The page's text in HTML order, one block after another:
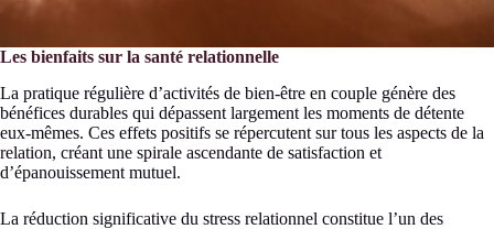
Les bienfaits sur la santé relationnelle
La pratique régulière d’activités de bien-être en couple génère des
bénéfices durables qui dépassent largement les moments de détente
eux-mêmes. Ces effets positifs se répercutent sur tous les aspects de la
relation, créant une spirale ascendante de satisfaction et
d’épanouissement mutuel.
La réduction significative du stress relationnel constitue l’un des